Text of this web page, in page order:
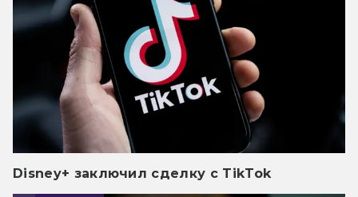
Disney+ заключил сделку с TikTok